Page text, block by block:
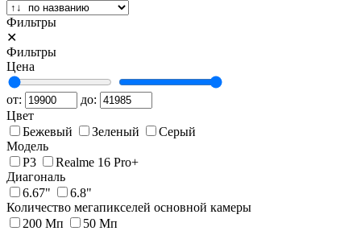
Фильтры
✕
Фильтры
Цена
от:
до:
Цвет
Бежевый
Зеленый
Серый
Модель
P3
Realme 16 Pro+
Диагональ
6.67"
6.8"
Количество мегапикселей основной камеры
200 Мп
50 Мп